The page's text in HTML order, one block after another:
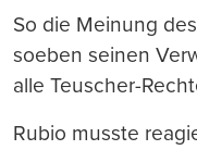
So die Meinung
soeben seinen
alle Teuscher-
Rubio musste